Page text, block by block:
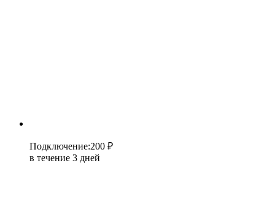
Подключение:200 ₽
в течение 3 дней